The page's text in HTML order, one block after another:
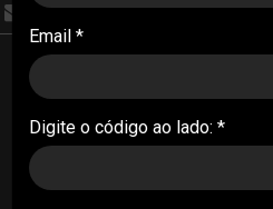
O Centro Nacional de
Unido afirmou que é
ransomware por causa
Email *
Digite o código ao lado: *